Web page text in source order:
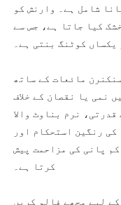
شامل ہے۔ وارنش کو
کیا جاتا ہے، جس سے
یکساں کوٹنگ بنتی ہے۔
مائعات کے ساتھ
نمی یا نقصان کے خلاف
نرم بناوٹ والا
رنگین استحکام اور
پانی کی مزاحمت پیش
کرتا ہے۔